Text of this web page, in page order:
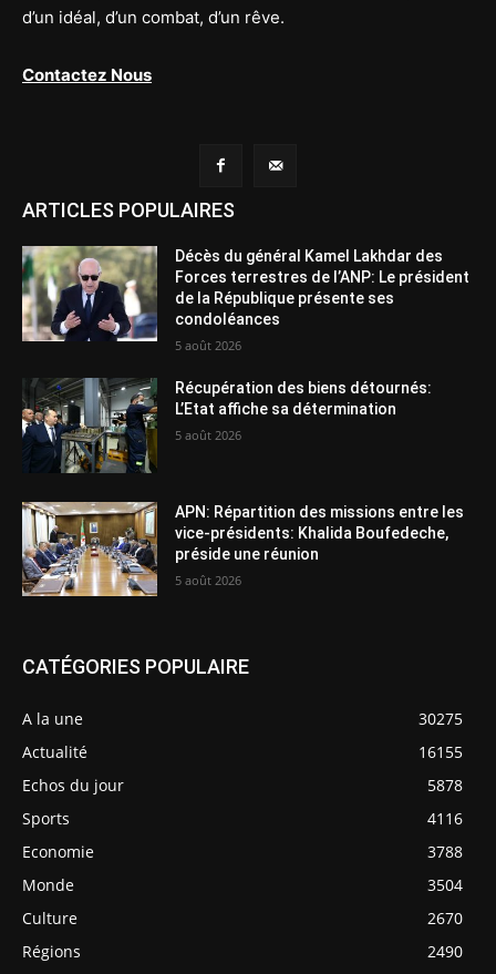
d’un idéal, d’un combat, d’un rêve.
Contactez Nous
ARTICLES POPULAIRES
Décès du général Kamel Lakhdar des
Forces terrestres de l’ANP: Le président
de la République présente ses
condoléances
5 août 2026
Récupération des biens détournés:
L’Etat affiche sa détermination
5 août 2026
APN: Répartition des missions entre les
vice-présidents: Khalida Boufedeche,
préside une réunion
5 août 2026
CATÉGORIES POPULAIRE
A la une
30275
Actualité
16155
Echos du jour
5878
Sports
4116
Economie
3788
Monde
3504
Culture
2670
Régions
2490